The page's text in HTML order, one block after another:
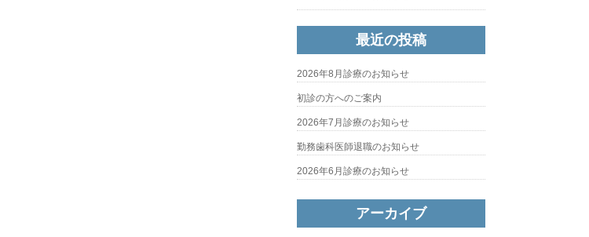
最近の投稿
2026年8月診療のお知らせ
初診の方へのご案内
2026年7月診療のお知らせ
勤務歯科医師退職のお知らせ
2026年6月診療のお知らせ
アーカイブ